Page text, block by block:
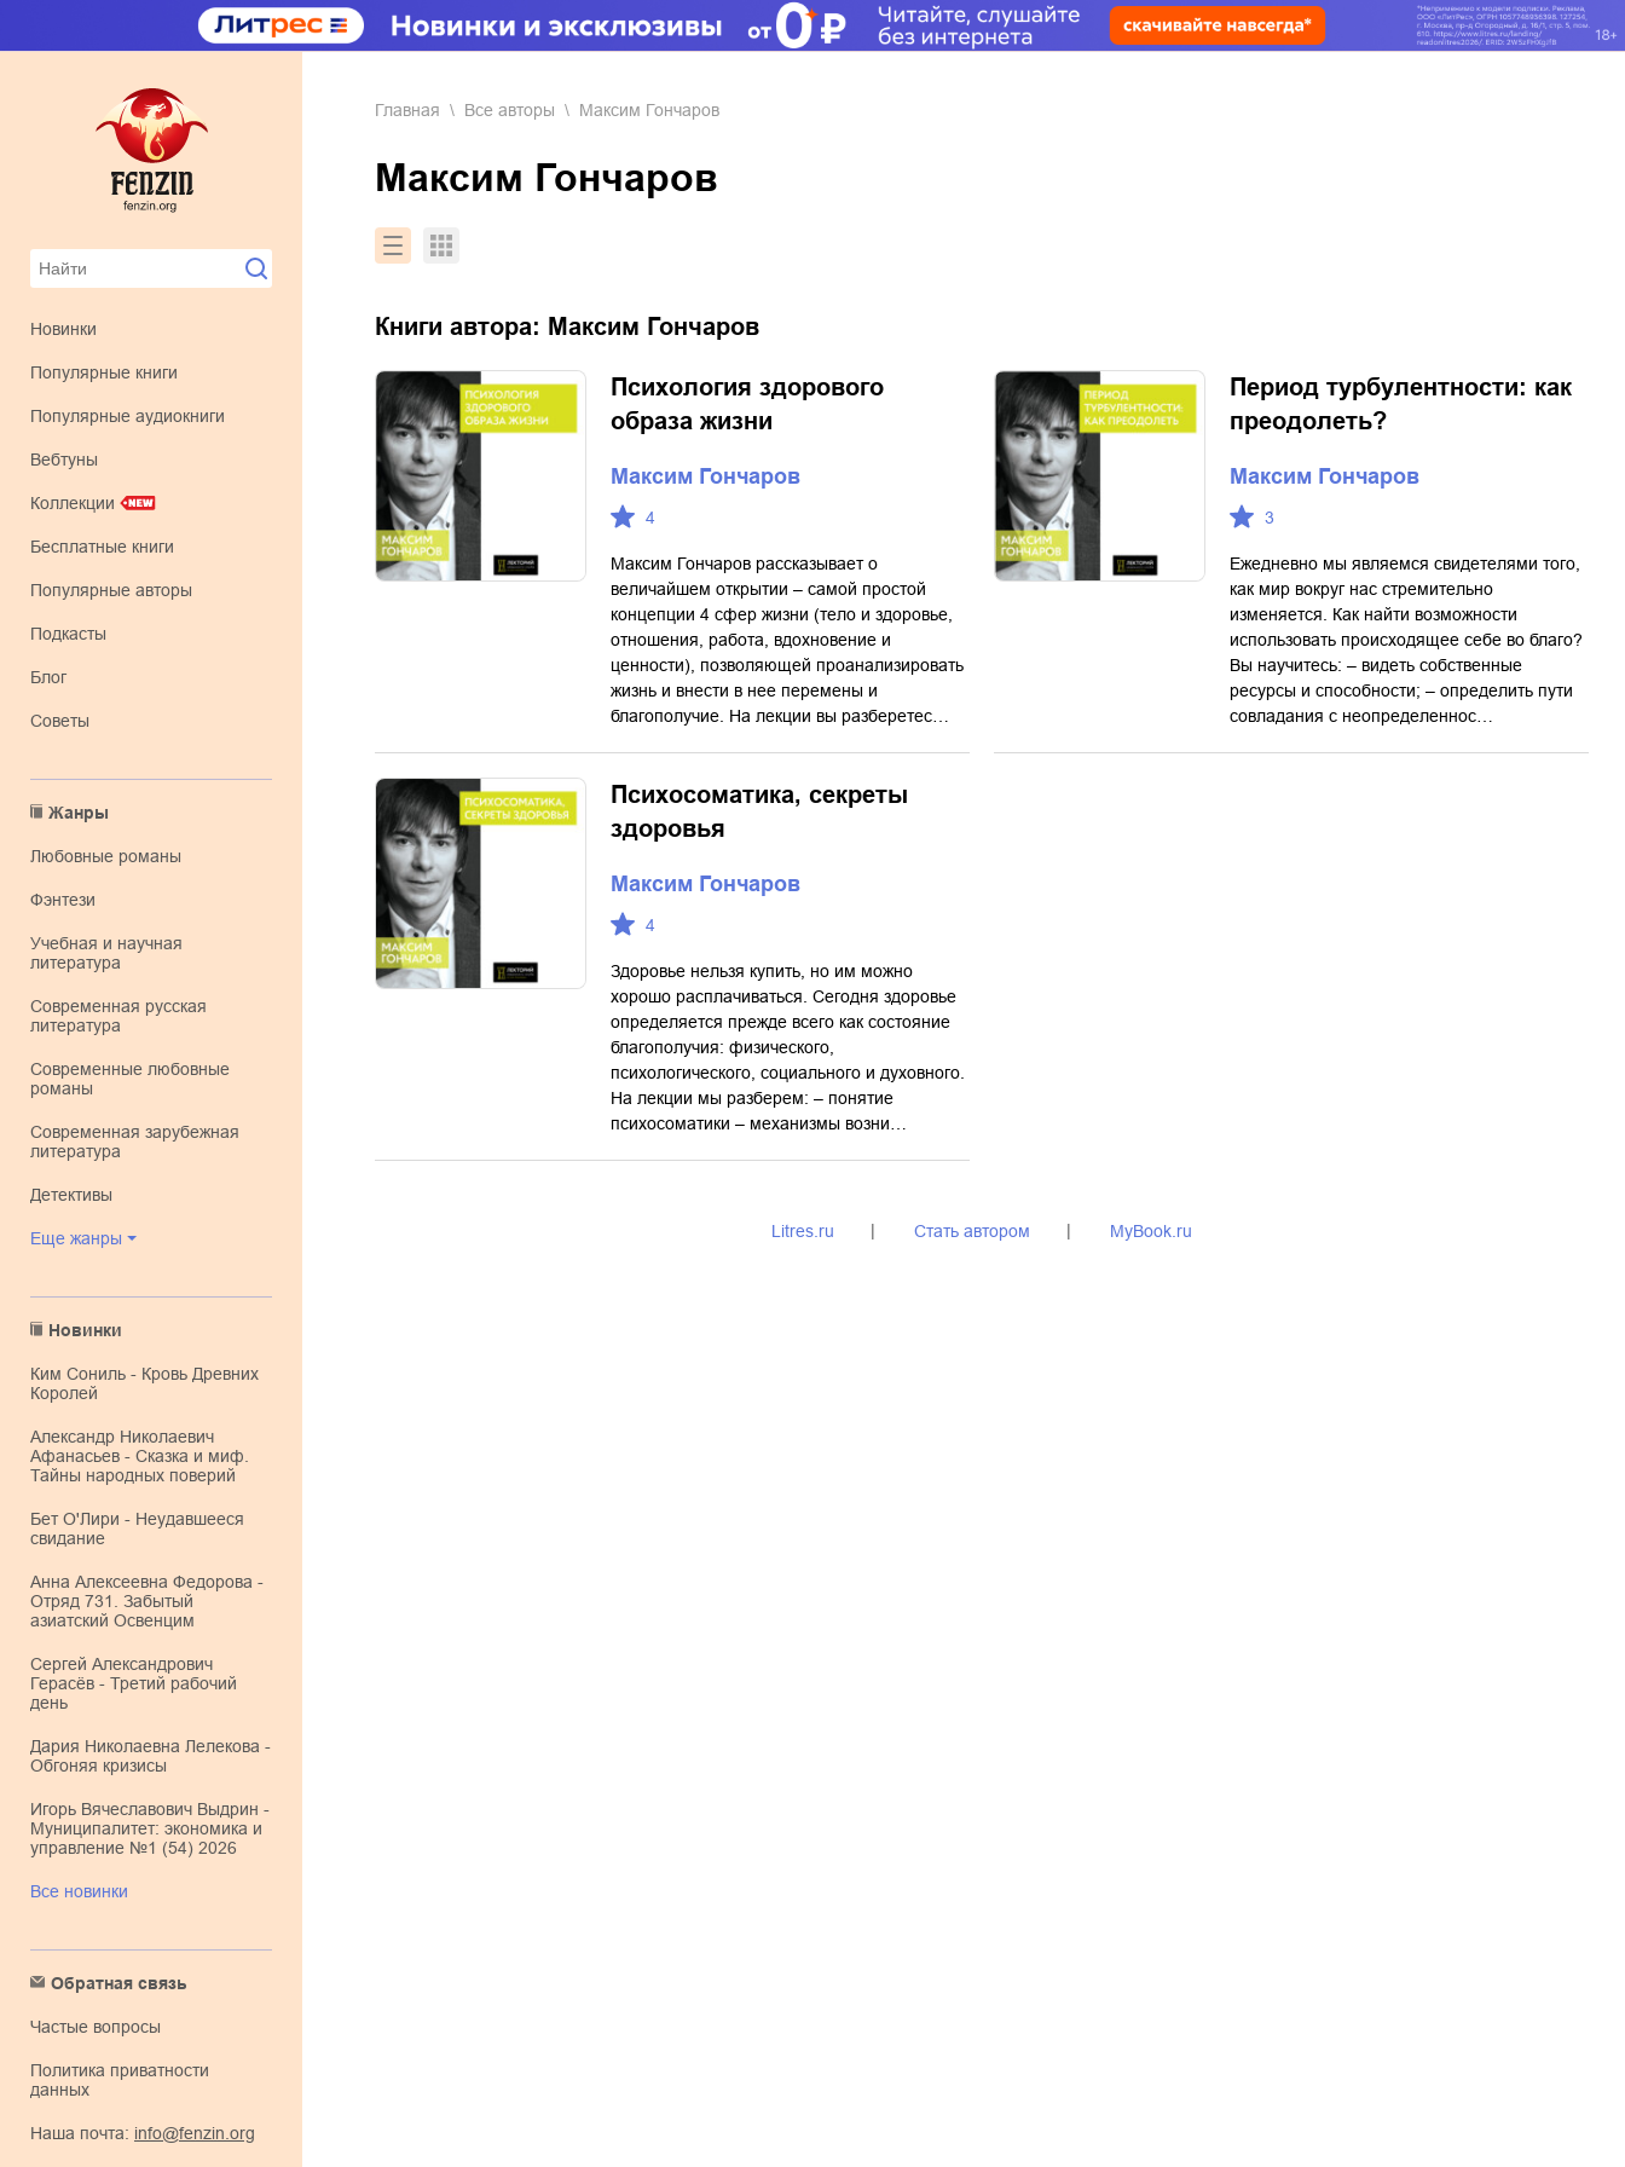
Новинки
Популярные книги
Популярные аудиокниги
Вебтуны
Коллекции
Бесплатные книги
Популярные авторы
Подкасты
Блог
Советы
Жанры
любовные романы
фэнтези
учебная и научная
литература
современная русская
литература
современные любовные
романы
современная зарубежная
литература
детективы
Еще жанры
Новинки
Ким Сониль - Кровь Древних
Королей
Александр Николаевич
Афанасьев - Сказка и миф.
Тайны народных поверий
Бет О'Лири - Неудавшееся
свидание
Анна Алексеевна Федорова -
Отряд 731. Забытый
азиатский Освенцим
Сергей Александрович
Герасёв - Третий рабочий
день
Дария Николаевна Лелекова -
Обгоняя кризисы
Игорь Вячеславович Выдрин -
Муниципалитет: экономика и
управление №1 (54) 2026
Все новинки
Обратная связь
Частые вопросы
Политика приватности
данных
Наша почта: info@fenzin.org
Главная Все авторы Максим Гончаров
Максим Гончаров
Книги автора: Максим Гончаров
Психология здорового
образа жизни
Максим Гончаров
4
Максим Гончаров рассказывает о
величайшем открытии – самой простой
концепции 4 сфер жизни (тело и здоровье,
отношения, работа, вдохновение и
ценности), позволяющей проанализировать
жизнь и внести в нее перемены и
благополучие. На лекции вы разберетес…
Период турбулентности: как
преодолеть?
Максим Гончаров
3
Ежедневно мы являемся свидетелями того,
как мир вокруг нас стремительно
изменяется. Как найти возможности
использовать происходящее себе во благо?
Вы научитесь: – видеть собственные
ресурсы и способности; – определить пути
совладания с неопределеннос…
Психосоматика, секреты
здоровья
Максим Гончаров
4
Здоровье нельзя купить, но им можно
хорошо расплачиваться. Сегодня здоровье
определяется прежде всего как состояние
благополучия: физического,
психологического, социального и духовного.
На лекции мы разберем: – понятие
психосоматики – механизмы возни…
Litres.ru Стать автором MyBook.ru